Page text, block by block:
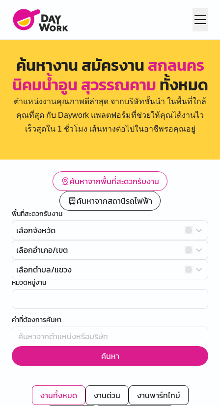
ค้นหางาน สมัครงานสกลนคร
นิคมน้ำอูน สุวรรณคามทั้งหมด
ตำแหน่งงานคุณภาพดีล่าสุด จากบริษัทชั้นนำ ในพื้นที่ใกล้
คุณที่สุด กับ Daywork แพลตฟอร์มที่ช่วยให้คุณได้งานไว
เร็วสุดใน 1 ชั่วโมง เส้นทางต่อไปในอาชีพรอคุณอยู่
ค้นหาจากพื้นที่สะดวกรับงาน
ค้นหาจากสถานีรถไฟฟ้า
พื้นที่สะดวกรับงาน
เลือกจังหวัด
เลือกอำเภอ/เขต
เลือกตำบล/แขวง
หมวดหมู่งาน
คำที่ต้องการค้นหา
ค้นหา
งานทั้งหมด งานด่วน
งานพาร์ทไทม์